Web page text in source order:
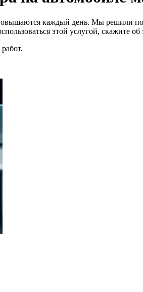
каждый день. Мы решили
этой услугой, скажите